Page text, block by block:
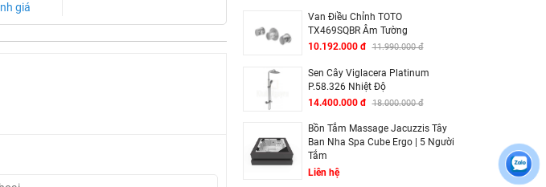
giá
Van Điều Chỉnh TOTO
TX469SQBR Âm Tường
10.192.000 đ 11.990.000 đ
Sen Cây Viglacera Platinum
P.58.326 Nhiệt Độ
14.400.000 đ 18.000.000 đ
Bồn Tắm Massage Jacuzzis Tây
Ban Nha Spa Cube Ergo | 5 Người
Tắm
Liên hệ